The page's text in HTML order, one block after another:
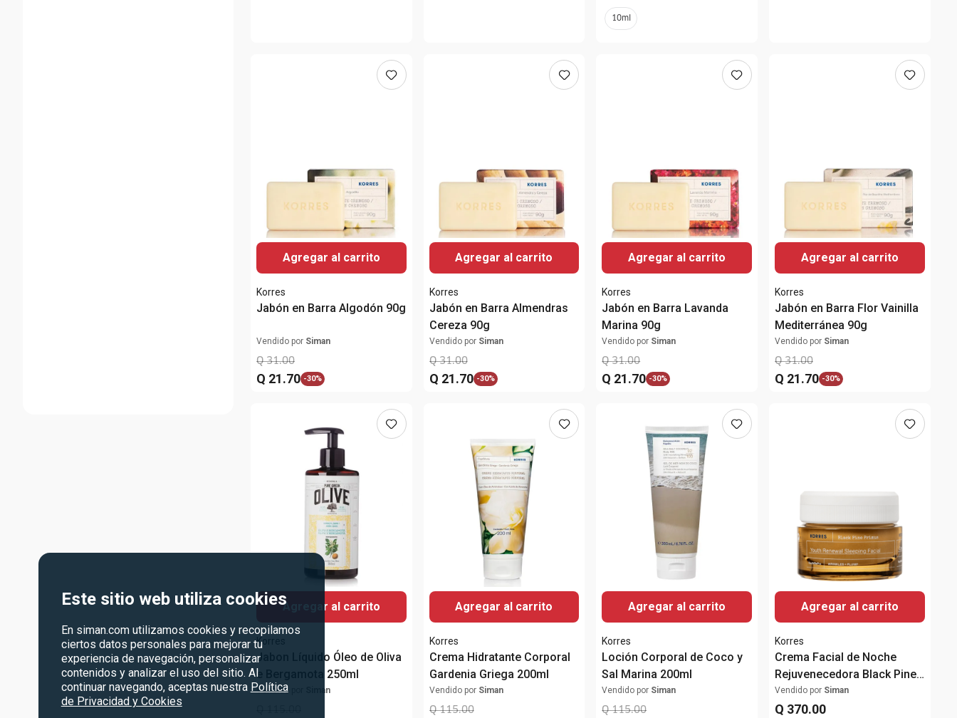
Este sitio web utiliza cookies
En siman.com utilizamos cookies y recopilamos
ciertos datos personales para mejorar tu
experiencia de navegación, personalizar
contenidos y analizar el uso del sitio. Al
continuar navegando, aceptas nuestra Política
de Privacidad y Cookies
10ml
Agregar al carrito
Korres
Jabón en Barra Algodón 90g
Vendido por Siman
Q 31.00
Q 21.70 -30%
Agregar al carrito
Korres
Jabón en Barra Almendras
Cereza 90g
Vendido por Siman
Q 31.00
Q 21.70 -30%
Agregar al carrito
Korres
Jabón en Barra Lavanda
Marina 90g
Vendido por Siman
Q 31.00
Q 21.70 -30%
Agregar al carrito
Korres
Jabón en Barra Flor Vainilla
Mediterránea 90g
Vendido por Siman
Q 31.00
Q 21.70 -30%
Agregar al carrito
Korres
Jabon Líquido Óleo de Oliva
e Bergamota 250ml
Vendido por
Siman
Agregar al carrito
Korres
Crema Hidratante Corporal
Gardenia Griega 200ml
Vendido por Siman
Q 115.00
Agregar al carrito
Korres
Loción Corporal de Coco y
Sal Marina 200ml
Vendido por Siman
Q 115.00
Agregar al carrito
Korres
Crema Facial de Noche
Rejuvenecedora Black Pine
Primus 40ml
Vendido por Siman
Q 370.00